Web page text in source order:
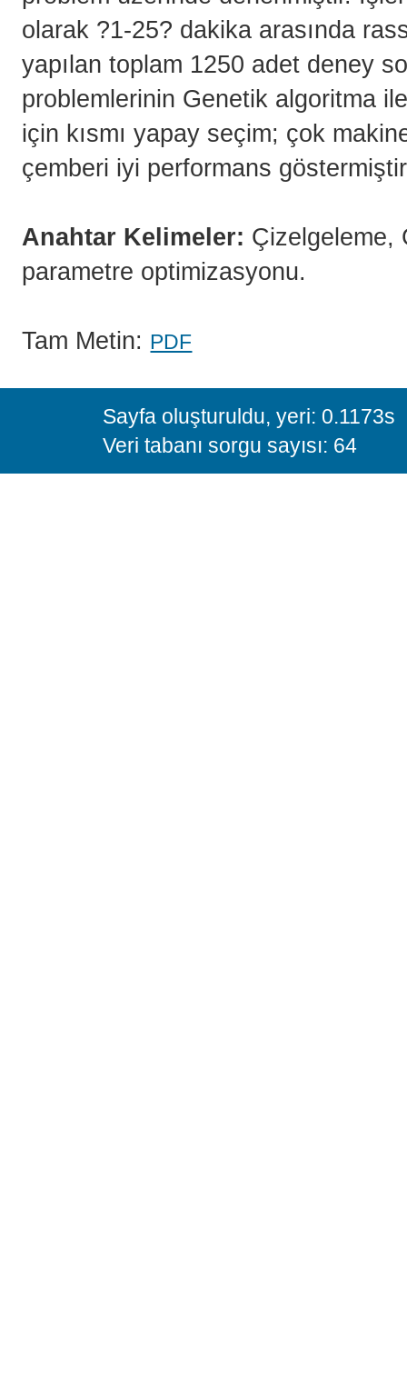
olarak ?1-25? dakika arasında
yapılan toplam 1250 adet deney
problemlerinin Genetik algoritma
için kısmı yapay seçim; çok
çemberi iyi performans göstermiştir
Anahtar Kelimeler: Çizelgeleme,
parametre optimizasyonu.
Tam Metin: PDF
Sayfa oluşturuldu, yeri: 0.1173s
Veri tabanı sorgu sayısı: 64